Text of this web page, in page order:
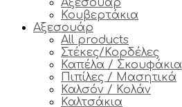
Αξεσουάρ
Κουβερτάκια
Αξεσουάρ
All products
Στέκες/Κορδέλες
Καπέλα / Σκουφάκια
Πιπίλες / Μασητικά
Καλσόν / Κολάν
Καλτσάκια